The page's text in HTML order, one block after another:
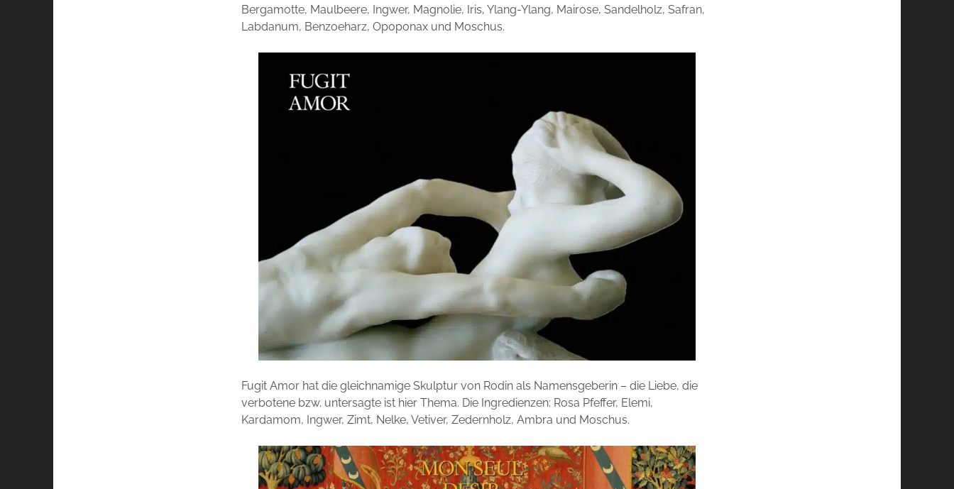
Bergamotte, Maulbeere, Ingwer, Magnolie, Iris, Ylang-Ylang, Mairose, Sandelholz, Safran,
Labdanum, Benzoeharz, Opoponax und Moschus.
Fugit Amor hat die gleichnamige Skulptur von Rodin als Namensgeberin – die Liebe, die
verbotene bzw. untersagte ist hier Thema. Die Ingredienzen: Rosa Pfeffer, Elemi,
Kardamom, Ingwer, Zimt, Nelke, Vetiver, Zedernholz, Ambra und Moschus.